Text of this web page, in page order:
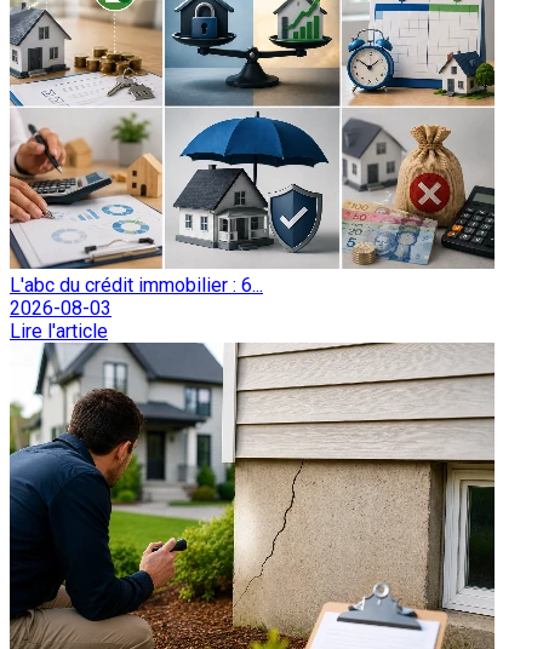
L'abc du crédit immobilier : 6...
2026-08-03
Lire l'article